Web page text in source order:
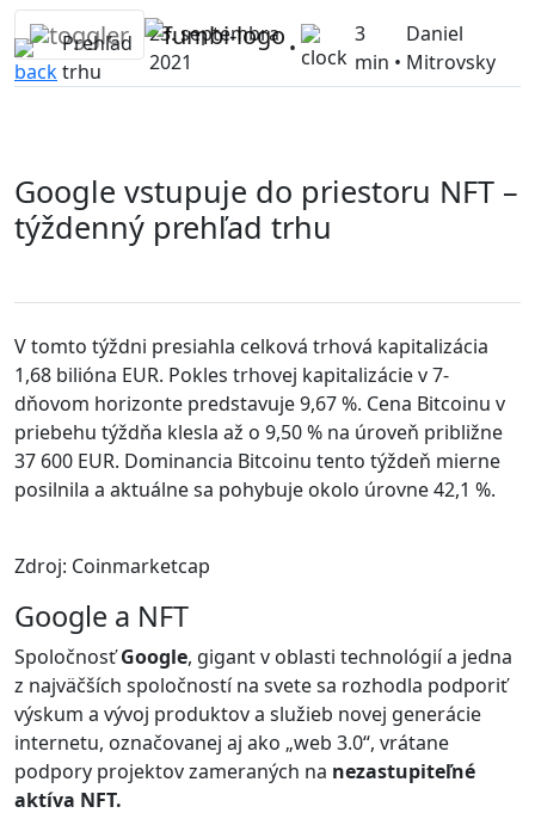
Skip
to
content
Prehľad
trhu
23. septembra
2021
•
3
min •
Daniel
Mitrovsky
Google vstupuje do priestoru NFT –
týždenný prehľad trhu
V tomto týždni presiahla celková trhová kapitalizácia
1,68 bilióna EUR. Pokles trhovej kapitalizácie v 7-
dňovom horizonte predstavuje 9,67 %. Cena Bitcoinu v
priebehu týždňa klesla až o 9,50 % na úroveň približne
37 600 EUR. Dominancia Bitcoinu tento týždeň mierne
posilnila a aktuálne sa pohybuje okolo úrovne 42,1 %.
Zdroj: Coinmarketcap
Google a NFT
SpoločnosťGoogle, gigant v oblasti technológií a jedna
z najväčších spoločností na svete sa rozhodla podporiť
výskum a vývoj produktov a služieb novej generácie
internetu, označovanej aj ako „web 3.0“, vrátane
podpory projektov zameraných na nezastupiteľné
aktíva NFT.